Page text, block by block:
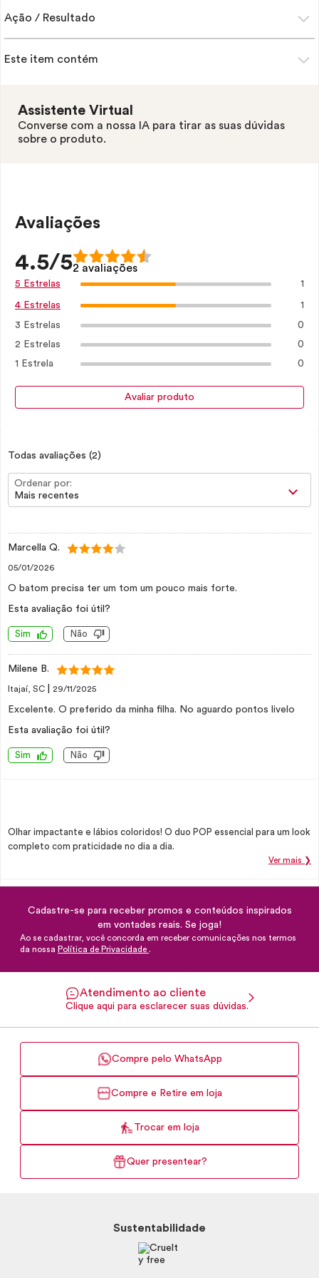
Ação / Resultado
Este item contém
Assistente Virtual
Converse com a nossa IA para tirar as suas dúvidas
sobre o produto.
Avaliações
4.5/52 avaliações
5 Estrelas 1
4 Estrelas 1
3 Estrelas
0
2 Estrelas
0
1 Estrela
0
Avaliar produto
Todas avaliações (2)
Ordenar por:
Mais recentes
Marcella Q.
05/01/2026
O batom precisa ter um tom um pouco mais forte.
Esta avaliação foi útil?
Sim Não
Milene B.
Itajaí, SC 29/11/2025
Excelente. O preferido da minha filha. No aguardo pontos livelo
Esta avaliação foi útil?
Sim Não
Olhar impactante e lábios coloridos! O duo POP essencial para um look
completo com praticidade no dia a dia.
Ver mais ❯
Cadastre-se para receber promos e conteúdos inspirados
em vontades reais. Se joga!
Ao se cadastrar, você concorda em receber comunicações nos termos
da nossa Política de Privacidade .
Atendimento ao cliente
Clique aqui para esclarecer suas dúvidas.
Compre pelo WhatsApp
Compre e Retire em loja
Trocar em loja
Quer presentear?
Sustentabilidade